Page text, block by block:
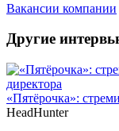
Вакансии компании
Другие
«Пятёрочка»:
HeadHunter